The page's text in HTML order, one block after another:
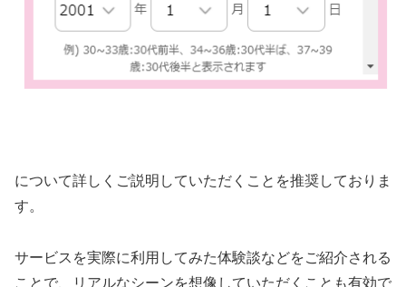
について詳しくご説明していただくことを推奨しておりま
す。
サービスを実際に利用してみた体験談などをご紹介される
ことで、リアルなシーンを想像していただくことも有効で